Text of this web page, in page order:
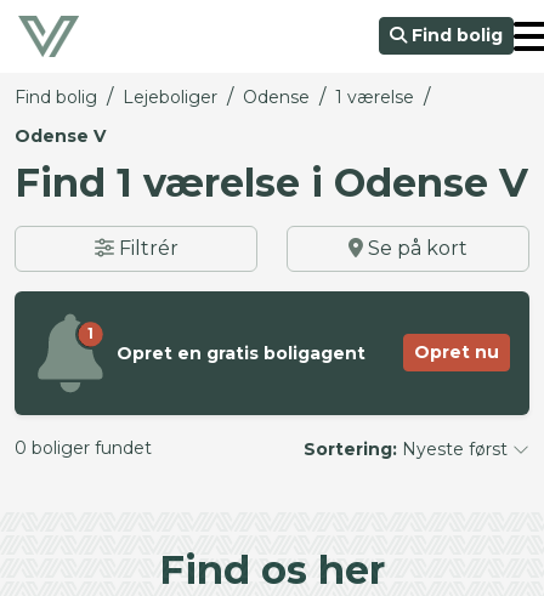
Find bolig
Find bolig / Lejeboliger / Odense / 1 værelse /
Odense V
Find 1 værelse i Odense V
Filtrér Se på kort
1
Opret en gratis boligagent Opret nu
0 boliger fundet Sortering: Nyeste først
Find os her